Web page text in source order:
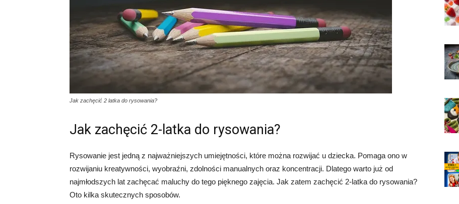
Jak zachęcić 2 latka do rysowania?
Jak zachęcić 2-latka do rysowania?
Rysowanie jest jedną z najważniejszych umiejętności, które można rozwijać u dziecka. Pomaga ono w
rozwijaniu kreatywności, wyobraźni, zdolności manualnych oraz koncentracji. Dlatego warto już od
najmłodszych lat zachęcać maluchy do tego pięknego zajęcia. Jak zatem zachęcić 2-latka do rysowania?
Oto kilka skutecznych sposobów.